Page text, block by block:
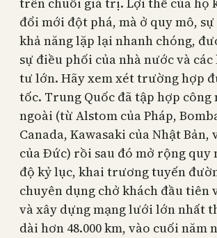
đổi mới đột phá, mà ở quy mô,
khả năng lặp lại nhanh chóng,
sự điều phối của nhà nước và
tư lớn. Hãy xem xét trường hợp
tốc. Trung Quốc đã tập hợp công
ngoài (từ Alstom của Pháp,
Canada, Kawasaki của Nhật Bản,
của Đức) rồi sau đó mở rộng quy
độ kỷ lục, khai trương tuyến
chuyên dụng chở khách đầu tiên
và xây dựng mạng lưới lớn nhất
dài hơn 48.000 km, vào cuối năm